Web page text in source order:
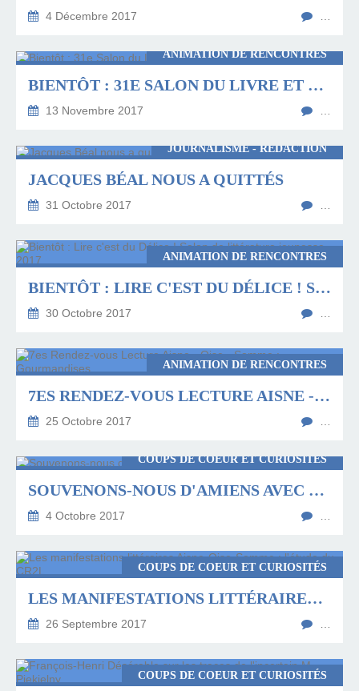
4 Décembre 2017
ANIMATION DE RENCONTRES
BIENTÔT : 31E SALON DU LIVRE ET DE LA BD DE CREIL
13 Novembre 2017
JOURNALISME - RÉDACTION
JACQUES BÉAL NOUS A QUITTÉS
31 Octobre 2017
ANIMATION DE RENCONTRES
BIENTÔT : LIRE C'EST DU DÉLICE ! SALON DE LITTÉRATURE JEUNESSE 2017
30 Octobre 2017
ANIMATION DE RENCONTRES
7ES RENDEZ-VOUS LECTURE AISNE - OISE - SOMME : GOURMANDISES
25 Octobre 2017
COUPS DE COEUR ET CURIOSITÉS
SOUVENONS-NOUS D'AMIENS AVEC JEAN-LOUIS CRIMON
4 Octobre 2017
COUPS DE COEUR ET CURIOSITÉS
LES MANIFESTATIONS LITTÉRAIRES AISNE-OISE-SOMME : L'ÉTUDE DU CR2L
26 Septembre 2017
COUPS DE COEUR ET CURIOSITÉS